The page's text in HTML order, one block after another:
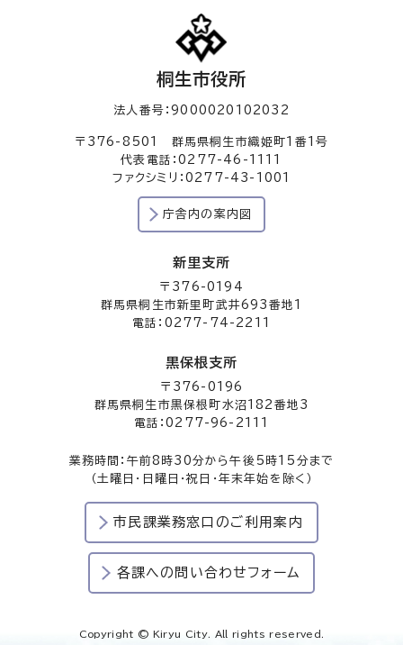
桐生市役所
法人番号：9000020102032
〒376-8501 群馬県桐生市織姫町1番1号
代表電話：0277-46-1111
ファクシミリ：0277-43-1001
庁舎内の案内図
新里支所
〒376-0194
群馬県桐生市新里町武井693番地1
電話：0277-74-2211
黒保根支所
〒376-0196
群馬県桐生市黒保根町水沼182番地3
電話：0277-96-2111
業務時間：午前8時30分から午後5時15分まで
（土曜日・日曜日・祝日・年末年始を除く）
市民課業務窓口のご利用案内
各課への問い合わせフォーム
Copyright © Kiryu City. All rights reserved.